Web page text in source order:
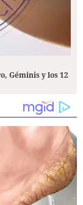
Géminis y los 12